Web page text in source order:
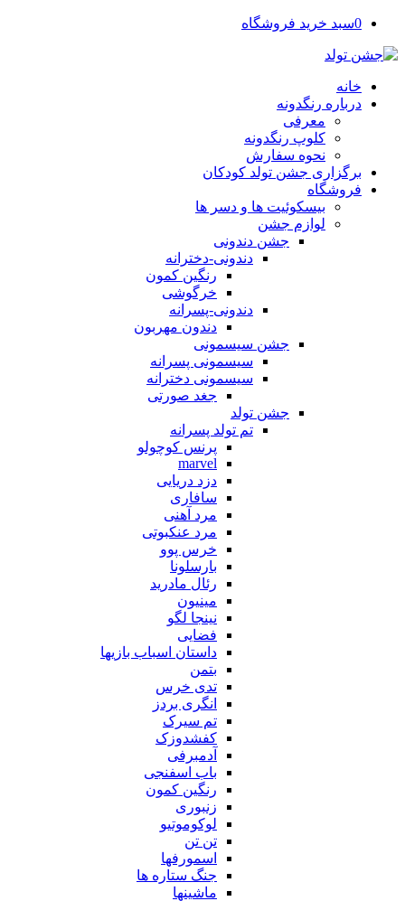
0سبد خرید فروشگاه
خانه
درباره رنگدونه
معرفی
کلوپ رنگدونه
نحوه سفارش
برگزاری جشن تولد کودکان
فروشگاه
بیسکوئیت ها و دسر ها
لوازم جشن
جشن دندونی
دندونی-دخترانه
رنگین کمون
خرگوشی
دندونی-پسرانه
دندون مهربون
جشن سیسمونی
سیسمونی پسرانه
سیسمونی دخترانه
جغد صورتی
جشن تولد
تم تولد پسرانه
پرنس کوچولو
marvel
دزد دریایی
سافاری
مرد آهنی
مرد عنکبوتی
خرس پوو
بارسلونا
رئال مادرید
مینیون
نینجا لگو
فضایی
داستان اسباب بازیها
بتمن
تدی خرس
انگری بردز
تم سیرک
کفشدوزک
آدمبرفی
باب اسفنجی
رنگین کمون
زنبوری
لوکوموتیو
تن تن
اسمورفها
جنگ ستاره ها
ماشینها